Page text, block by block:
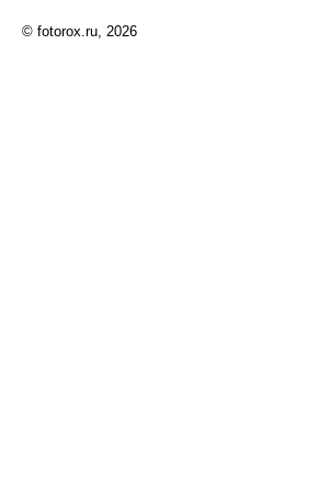
© fotorox.ru, 2026